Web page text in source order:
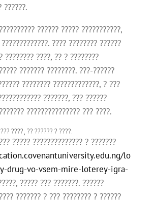
??????.
?????? ????? ???????????,
???? ???????? ??????
???????? ????, ?? ? ????????
??????? ????????. ???-??????
???????? ?????????????, ? ???
???????, ??? ??????
??????????????? ??? ????.
????, ?? ?????? ? ????.
????? ?????????????? ? ???????
lo
drug-vo-vsem-mire-loterey-igra-
????? ??? ???????. ??????
??????? ? ??? ???????? ? ??????